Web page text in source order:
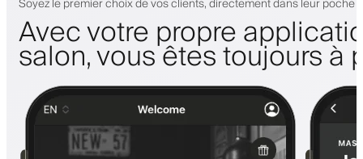
Avec votre propre
salon, vous êtes toujours à